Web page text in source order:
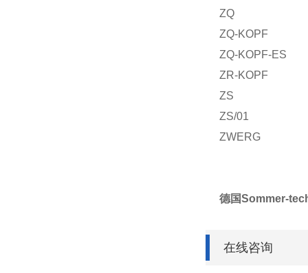
ZQ
ZQ-KOPF
ZQ-KOPF-ES
ZR-KOPF
ZS
ZS/01
ZWERG
德国Sommer-
在线咨询